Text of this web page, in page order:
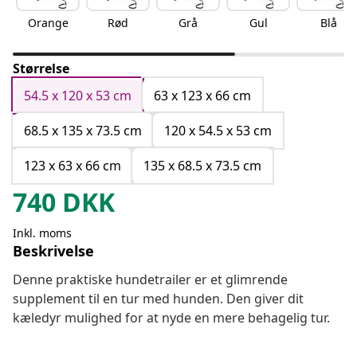
Orange Rød Grå Gul Blå
Størrelse
54.5 x 120 x 53 cm
63 x 123 x 66 cm
68.5 x 135 x 73.5 cm
120 x 54.5 x 53 cm
123 x 63 x 66 cm
135 x 68.5 x 73.5 cm
740 DKK
Inkl. moms
Beskrivelse
Denne praktiske hundetrailer er et glimrende
supplement til en tur med hunden. Den giver dit
kæledyr mulighed for at nyde en mere behagelig tur.